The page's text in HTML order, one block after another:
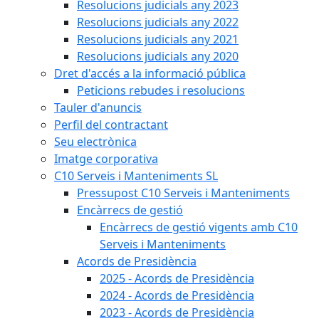
Resolucions judicials any 2023
Resolucions judicials any 2022
Resolucions judicials any 2021
Resolucions judicials any 2020
Dret d'accés a la informació pública
Peticions rebudes i resolucions
Tauler d'anuncis
Perfil del contractant
Seu electrònica
Imatge corporativa
C10 Serveis i Manteniments SL
Pressupost C10 Serveis i Manteniments
Encàrrecs de gestió
Encàrrecs de gestió vigents amb C10
Serveis i Manteniments
Acords de Presidència
2025 - Acords de Presidència
2024 - Acords de Presidència
2023 - Acords de Presidència